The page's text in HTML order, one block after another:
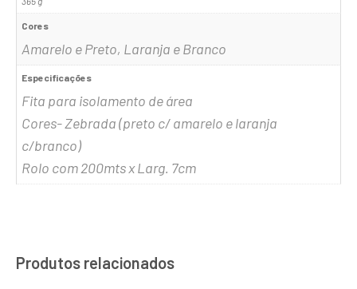
Cores
Amarelo e Preto, Laranja e Branco
Especificações
Fita para isolamento de área
Cores- Zebrada (preto c/ amarelo e laranja
c/branco)
Rolo com 200mts x Larg. 7cm
Produtos relacionados